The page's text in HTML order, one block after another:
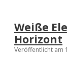
Weiße
Horizont
Veröffentlicht am